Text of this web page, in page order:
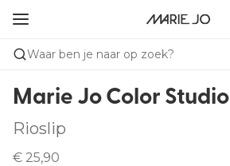
Waar ben je naar op zoek?
Marie Jo Color Studio
Rioslip
€ 25,90